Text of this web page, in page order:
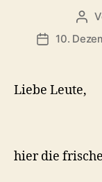
10.
Liebe Leute,
hier die